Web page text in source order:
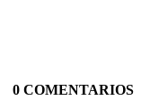
0 COMENTARIOS